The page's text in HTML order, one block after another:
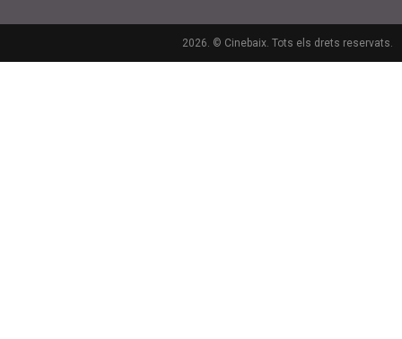
2026. © Cinebaix. Tots els drets reservats.